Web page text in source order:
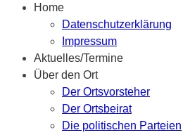
Home
Datenschutzerklärung
Impressum
Aktuelles/Termine
Über den Ort
Der Ortsvorsteher
Der Ortsbeirat
Die politischen Parteien